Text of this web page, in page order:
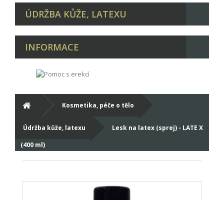
ÚDRŽBA KŮŽE, LATEXU
INFORMACE
Kosmetika, péče o tělo
Údržba kůže, latexu
Lesk na latex (sprej) - LATE X
(400 ml)